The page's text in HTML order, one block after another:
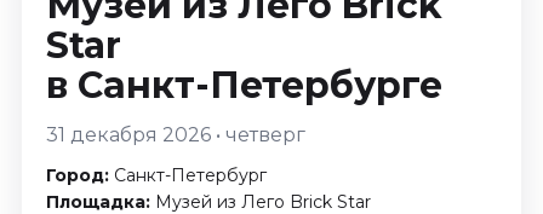
Январь 2027
Стендап
Август 2026
Сентябрь 2026
Ноябрь 2026
Star
в Санкт-Петербурге
31 декабря 2026 • четверг
Город: Санкт-Петербург
Площадка: Музей из Лего Brick Star